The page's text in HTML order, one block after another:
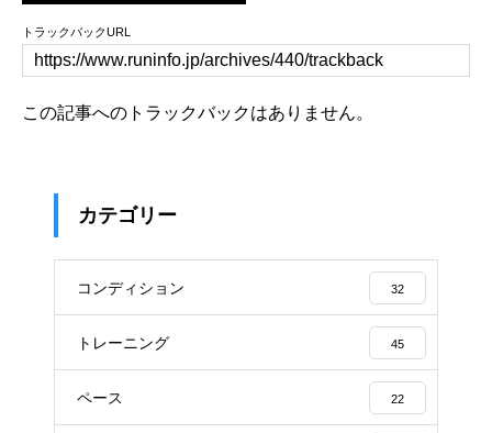
トラックバックURL
この記事へのトラックバックはありません。
カテゴリー
コンディション 32
トレーニング 45
ペース 22